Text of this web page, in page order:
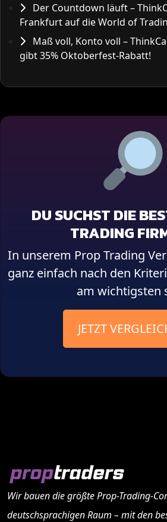
Der Countdown läuft –
Frankfurt auf die World of
Maß voll, Konto voll –
gibt 35% Oktoberfest-Rabatt!
DU SUCHST DIE
TRADING
In unserem Prop Trading
ganz einfach nach den
am wichtigsten
JETZT
Wir bauen die größte Prop-Trading-
deutschsprachigen Raum – mit den